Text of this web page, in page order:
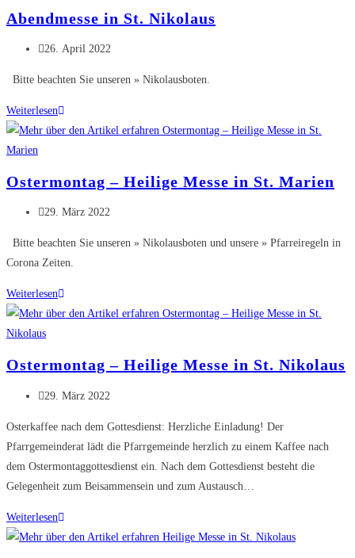
Abendmesse in St. Nikolaus
Beitrag
26. April 2022
Bitte beachten Sie unseren » Nikolausboten.
WeiterlesenAbendmesse
in
Ostermontag – Heilige Messe in St. Marien
Beitrag
29. März 2022
Bitte beachten Sie unseren » Nikolausboten und unsere » Pfarreiregeln in
Corona Zeiten.
WeiterlesenOstermontag
–
in
St.
Ostermontag – Heilige Messe in St. Nikolaus
Beitrag
29. März 2022
Osterkaffee nach dem Gottesdienst: Herzliche Einladung! Der
Pfarrgemeinderat lädt die Pfarrgemeinde herzlich zu einem Kaffee nach
dem Ostermontaggottesdienst ein. Nach dem Gottesdienst besteht die
Gelegenheit zum Beisammensein und zum Austausch…
WeiterlesenOstermontag
–